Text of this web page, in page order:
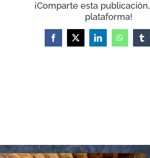
¡Comparte esta
plataforma!
Facebook
X LinkedInWhatsApp